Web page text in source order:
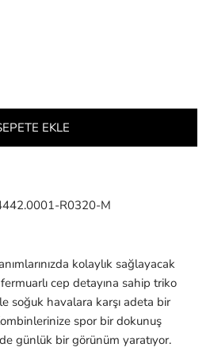
EKLE
R0320-M
kolaylık sağlayacak
cep detayına sahip triko
soğuk havalara karşı adeta bir
spor bir dokunuş
günlük bir görünüm yaratıyor.